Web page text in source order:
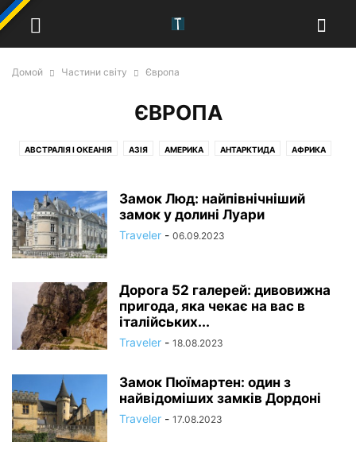
Домой Частини світу Європа
ЄВРОПА
АВСТРАЛІЯ І ОКЕАНІЯ АЗІЯ АМЕРИКА АНТАРКТИДА АФРИКА
Замок Люд: найпівнічніший
замок у долині Луари
Traveler - 06.09.2023
Дорога 52 галерей: дивовижна
пригода, яка чекає на вас в
італійських...
Traveler - 18.08.2023
Замок Пюїмартен: один з
найвідоміших замків Дордоні
Traveler - 17.08.2023